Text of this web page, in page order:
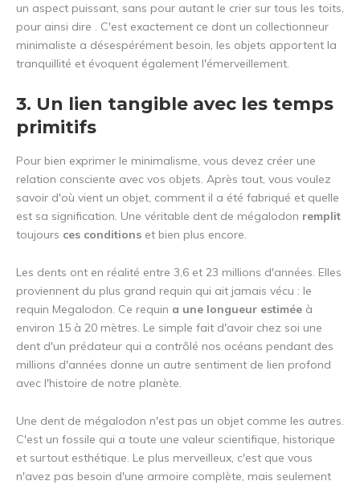
un aspect puissant, sans pour autant le crier sur tous les toits,
pour ainsi dire . C'est exactement ce dont un collectionneur
minimaliste a désespérément besoin, les objets apportent la
tranquillité et évoquent également l'émerveillement.
3. Un lien tangible avec les temps
primitifs
Pour bien exprimer le minimalisme, vous devez créer une
relation consciente avec vos objets. Après tout, vous voulez
savoir d'où vient un objet, comment il a été fabriqué et quelle
est sa signification. Une véritable dent de mégalodon remplit
toujours ces conditions et bien plus encore.
Les dents ont en réalité entre 3,6 et 23 millions d'années. Elles
proviennent du plus grand requin qui ait jamais vécu : le
requin Megalodon. Ce requin a une longueur estimée à
environ 15 à 20 mètres. Le simple fait d'avoir chez soi une
dent d'un prédateur qui a contrôlé nos océans pendant des
millions d'années donne un autre sentiment de lien profond
avec l'histoire de notre planète.
Une dent de mégalodon n'est pas un objet comme les autres.
C'est un fossile qui a toute une valeur scientifique, historique
et surtout esthétique. Le plus merveilleux, c'est que vous
n'avez pas besoin d'une armoire complète, mais seulement